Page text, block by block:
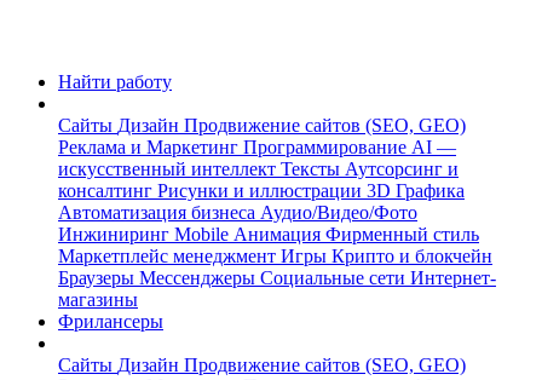
Найти работу
Сайты Дизайн Продвижение сайтов (SEO, GEO)
Реклама и Маркетинг Программирование AI —
искусственный интеллект Тексты Аутсорсинг и
консалтинг Рисунки и иллюстрации 3D Графика
Автоматизация бизнеса Аудио/Видео/Фото
Инжиниринг Mobile Анимация Фирменный стиль
Маркетплейс менеджмент Игры Крипто и блокчейн
Браузеры Мессенджеры Социальные сети Интернет-
магазины
Фрилансеры
Сайты Дизайн Продвижение сайтов (SEO, GEO)